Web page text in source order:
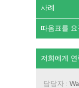
사례
따옴표를
저희에게
담당자 :